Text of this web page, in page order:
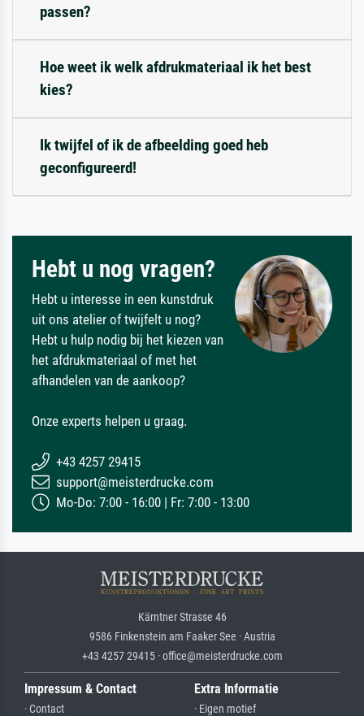
passen?
Hoe weet ik welk afdrukmateriaal ik het best
kies?
Ik twijfel of ik de afbeelding goed heb
geconfigureerd!
Hebt u nog vragen?
Hebt u interesse in een kunstdruk
uit ons atelier of twijfelt u nog?
Hebt u hulp nodig bij het kiezen van
het afdrukmateriaal of met het
afhandelen van de aankoop?
Onze experts helpen u graag.
+43 4257 29415
support@meisterdrucke.com
Mo-Do: 7:00 - 16:00 | Fr: 7:00 - 13:00
Kärntner Strasse 46
9586 Finkenstein am Faaker See · Austria
+43 4257 29415 · office@meisterdrucke.com
Impressum & Contact
· Contact
Extra Informatie
· Eigen motief